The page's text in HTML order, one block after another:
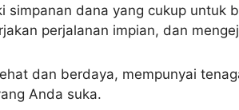
simpanan dana yang cukup untuk
perjalanan impian, dan
dan berdaya, mempunyai
Anda suka.